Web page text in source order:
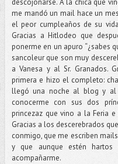
descojonarse. A la chica que
me mandó un mail hace un
el peor cumpleaños de su
Gracias a Hitlodeo que
ponerme en un apuro “¿sabes
sancoleur que son muy
a Vanesa y al Sr. Granados.
primera e hizo el completo:
llegó una noche al blog y al
conocerme con sus dos
princezaz que vino a la Feria
Gracias a los descerebrados
conmigo, que me escriben
y que aunque estén
acompañarme.